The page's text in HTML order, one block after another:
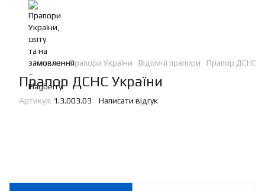
Каталог Прапори України Відомчі прапори Прапор ДСНС
Прапор ДСНС України
Артикул: 1.3.003.03 Написати відгук